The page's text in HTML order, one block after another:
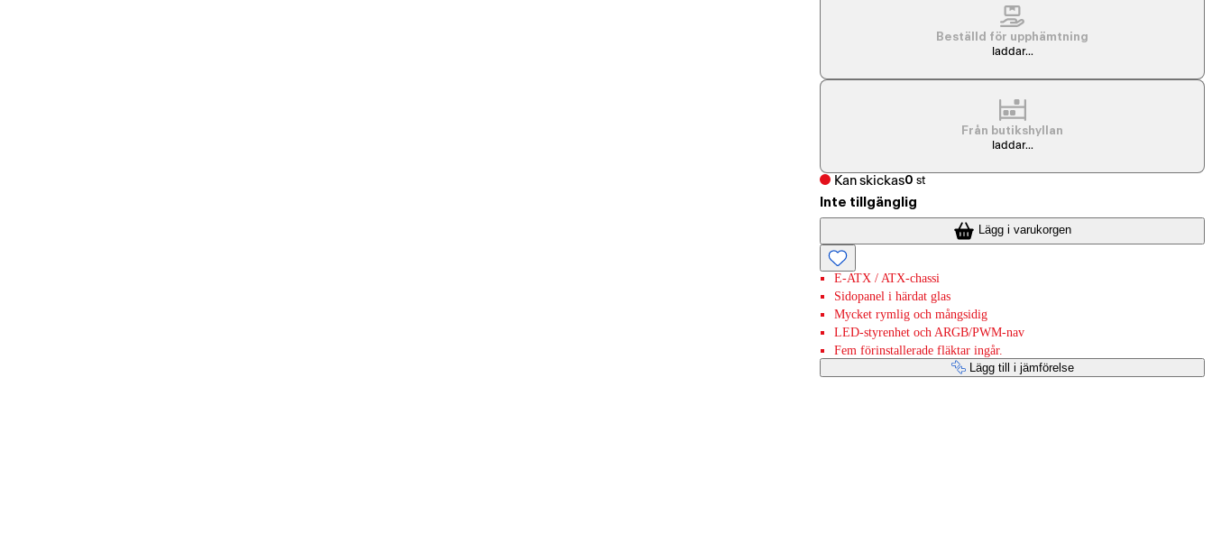
Beställd för upphämtning
laddar...
Från butikshyllan
laddar...
Kan skickas0 st
Inte tillgänglig
Lägg i varukorgen
E-ATX / ATX-chassi
Sidopanel i härdat glas
Mycket rymlig och mångsidig
LED-styrenhet och ARGB/PWM-nav
Fem förinstallerade fläktar ingår.
Lägg till i jämförelse